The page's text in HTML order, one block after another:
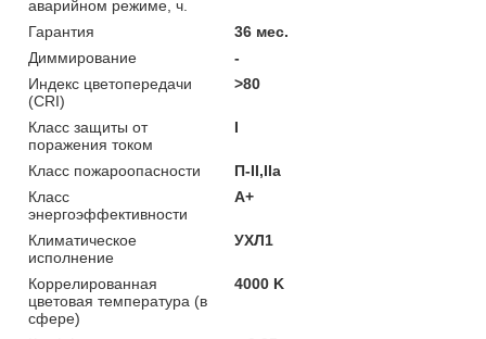
аварийном режиме, ч.
Гарантия
36 мес.
Диммирование
-
Индекс цветопередачи
(CRI)
>80
Класс защиты от
поражения током
I
Класс пожароопасности
П-II,IIа
Класс
энергоэффективности
A+
Климатическое
исполнение
УХЛ1
Коррелированная
цветовая температура (в
сфере)
4000 K